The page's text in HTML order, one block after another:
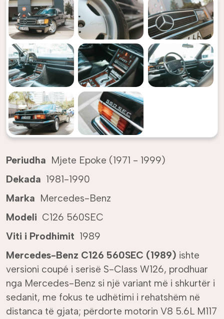
Periudha Mjete Epoke (1971 - 1999)
Dekada 1981-1990
Marka Mercedes-Benz
Modeli C126 560SEC
Viti i Prodhimit 1989
Mercedes-Benz C126 560SEC (1989) ishte
versioni coupé i serisë S-Class W126, prodhuar
nga Mercedes-Benz si një variant më i shkurtër i
sedanit, me fokus te udhëtimi i rehatshëm në
distanca të gjata; përdorte motorin V8 5.6L M117